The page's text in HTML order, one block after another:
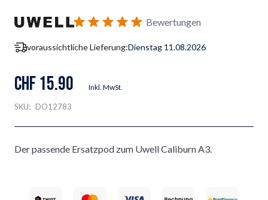
Bewertungen
voraussichtliche Lieferung:Dienstag 11.08.2026
CHF 15.90 Inkl. MwSt.
SKU: DO12783
Der passende Ersatzpod zum Uwell Caliburn A3.